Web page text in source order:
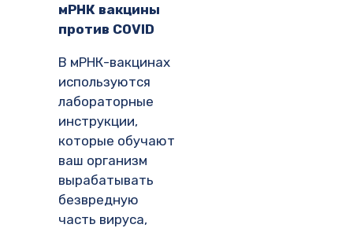
мРНК вакцины
против COVID
В мРНК-вакцинах
используются
лабораторные
инструкции,
которые обучают
ваш организм
вырабатывать
безвредную
часть вируса,